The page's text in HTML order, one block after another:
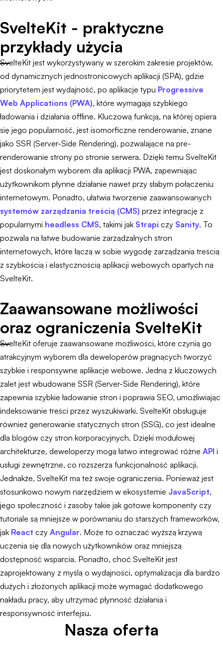
SvelteKit - praktyczne
przykłady użycia
SvelteKit jest wykorzystywany w szerokim zakresie projektów,
od dynamicznych jednostronicowych aplikacji (SPA), gdzie
priorytetem jest wydajność, po aplikacje typu Progressive
Web Applications (PWA), które wymagają szybkiego
ładowania i działania offline. Kluczową funkcją, na której opiera
się jego popularność, jest isomorficzne renderowanie, znane
jako SSR (Server-Side Rendering), pozwalające na pre-
renderowanie strony po stronie serwera. Dzięki temu SvelteKit
jest doskonałym wyborem dla aplikacji PWA, zapewniając
użytkownikom płynne działanie nawet przy słabym połączeniu
internetowym. Ponadto, ułatwia tworzenie zaawansowanych
systemów zarządzania treścią (CMS) przez integrację z
popularnymi headless CMS, takimi jak Strapi czy Sanity. To
pozwala na łatwe budowanie zarządzalnych stron
internetowych, które łączą w sobie wygodę zarządzania treścią
z szybkością i elastycznością aplikacji webowych opartych na
SvelteKit.
Zaawansowane możliwości
oraz ograniczenia SvelteKit
SvelteKit oferuje zaawansowane możliwości, które czynią go
atrakcyjnym wyborem dla deweloperów pragnących tworzyć
szybkie i responsywne aplikacje webowe. Jedną z kluczowych
zalet jest wbudowane SSR (Server-Side Rendering), które
zapewnia szybkie ładowanie stron i poprawia SEO, umożliwiając
indeksowanie treści przez wyszukiwarki. SvelteKit obsługuje
również generowanie statycznych stron (SSG), co jest idealne
dla blogów czy stron korporacyjnych. Dzięki modułowej
architekturze, deweloperzy mogą łatwo integrować różne API i
usługi zewnętrzne, co rozszerza funkcjonalność aplikacji.
Jednakże, SvelteKit ma też swoje ograniczenia. Ponieważ jest
stosunkowo nowym narzędziem w ekosystemie JavaScript,
jego społeczność i zasoby takie jak gotowe komponenty czy
tutoriale są mniejsze w porównaniu do starszych frameworków,
jak React czy Angular. Może to oznaczać wyższą krzywą
uczenia się dla nowych użytkowników oraz mniejszą
dostępność wsparcia. Ponadto, choć SvelteKit jest
zaprojektowany z myślą o wydajności, optymalizacja dla bardzo
dużych i złożonych aplikacji może wymagać dodatkowego
nakładu pracy, aby utrzymać płynność działania i
responsywność interfejsu.
Nasza oferta